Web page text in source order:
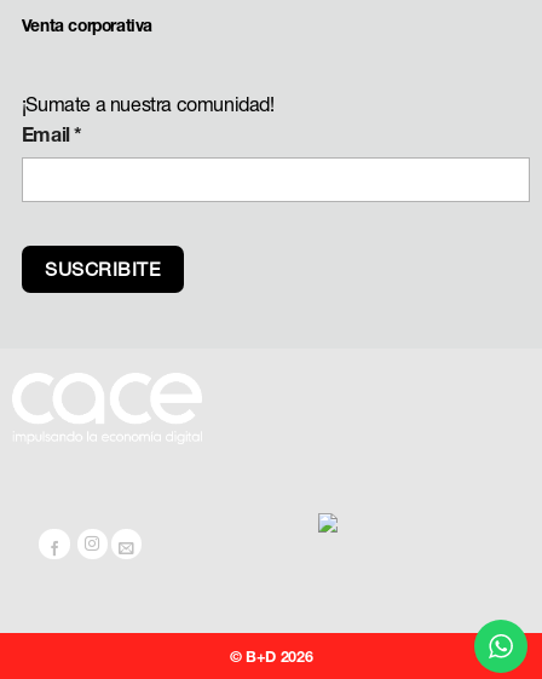
Venta corporativa
¡Sumate a nuestra comunidad!
Email*
© B+D 2026